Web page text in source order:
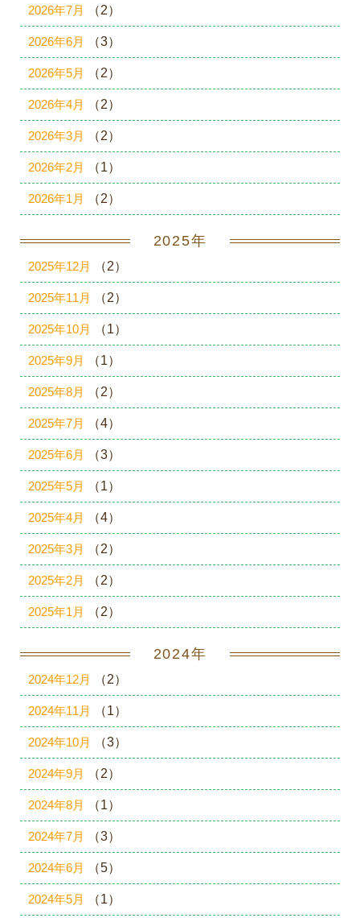
2026年7月 （2）
2026年6月 （3）
2026年5月 （2）
2026年4月 （2）
2026年3月 （2）
2026年2月 （1）
2026年1月 （2）
2025年
2025年12月 （2）
2025年11月 （2）
2025年10月 （1）
2025年9月 （1）
2025年8月 （2）
2025年7月 （4）
2025年6月 （3）
2025年5月 （1）
2025年4月 （4）
2025年3月 （2）
2025年2月 （2）
2025年1月 （2）
2024年
2024年12月 （2）
2024年11月 （1）
2024年10月 （3）
2024年9月 （2）
2024年8月 （1）
2024年7月 （3）
2024年6月 （5）
2024年5月 （1）